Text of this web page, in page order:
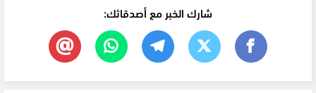
شارك الخبر مع أصدقائك: